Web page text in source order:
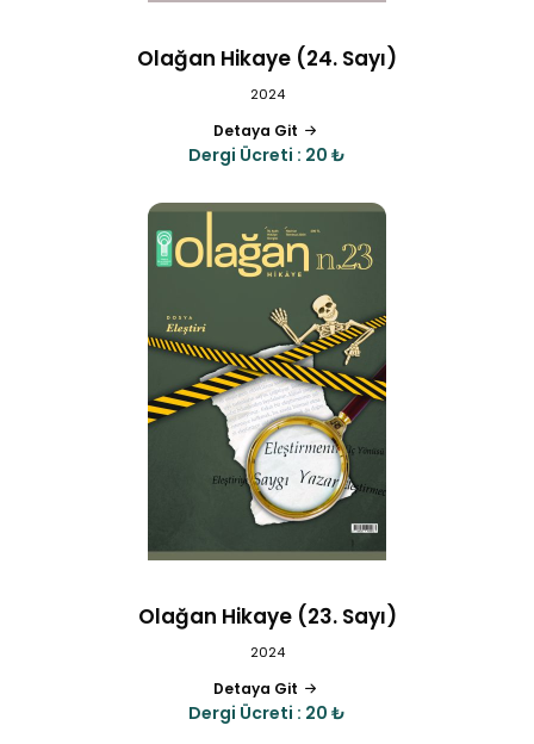
Olağan Hikaye (24. Sayı)
2024
Detaya Git
Dergi Ücreti : 20 ₺
Olağan Hikaye (23. Sayı)
2024
Detaya Git
Dergi Ücreti : 20 ₺